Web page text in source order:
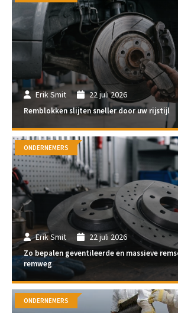
Erik Smit 22 juli 2026
Remblokken slijten sneller door uw rijstijl
Erik Smit 22 juli 2026
Zo bepalen geventileerde en massieve
remweg
ONDERNEMERS
ONDERNEMERS